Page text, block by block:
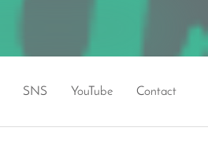
SNS YouTube Contact